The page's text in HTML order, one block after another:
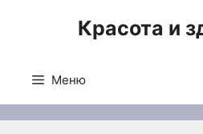
Красота и
Меню